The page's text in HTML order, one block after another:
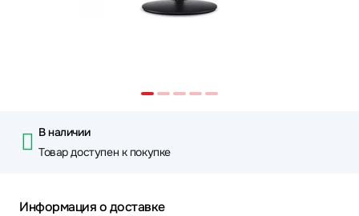
В наличии
Товар доступен к покупке
Информация о доставке